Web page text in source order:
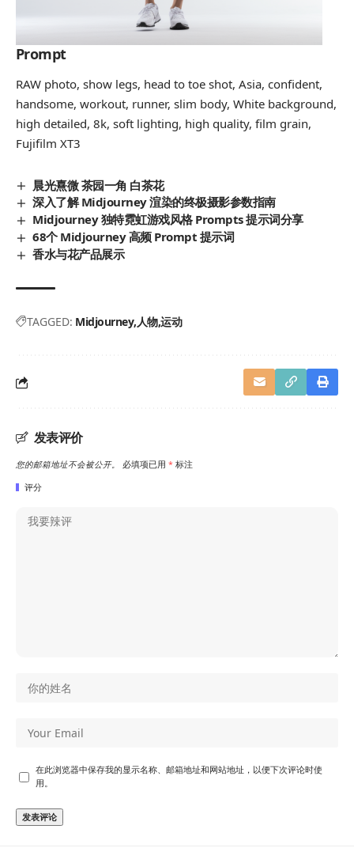
Prompt
RAW photo, show legs, head to toe shot, Asia, confident,
handsome, workout, runner, slim body, White background,
high detailed, 8k, soft lighting, high quality, film grain,
Fujifilm XT3
晨光熹微 茶园一角 白茶花
深入了解 Midjourney 渲染的终极摄影参数指南
Midjourney 独特霓虹游戏风格 Prompts 提示词分享
68个 Midjourney 高频 Prompt 提示词
香水与花产品展示
TAGGED: Midjourney 人物运动
发表评价
您的邮箱地址不会被公开。 必填项已用 * 标注
评分
在此浏览器中保存我的显示名称、邮箱地址和网站地址，以便下次评论时使
用。